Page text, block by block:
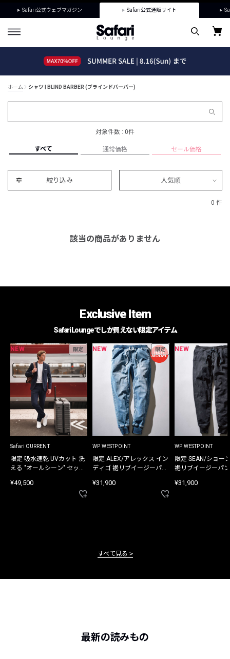
Safari公式ウェブマガジン Safari公式通販サイト
ホーム シャツ | BLIND BARBER (ブラインドバーバー)
対象件数 : 0件
すべて 通常価格 セール価格
絞り込み 人気順
0 件
該当の商品がありません
Exclusive Item
Safari Loungeでしか買えない限定アイテム
NEW 限定
Safari CURRENT
限定 吸水速乾 UVカット 洗
える "オールシーン" セット
¥49,500
NEW 限定
WP WESTPOINT
限定 ALEX/アレックス イン
ディゴ 裾リブイージーパン
¥31,900
NEW
WP WESTPOINT
限定 SEAN/ショー
裾リブイージーパ
¥31,900
すべて見る
最新の読みもの